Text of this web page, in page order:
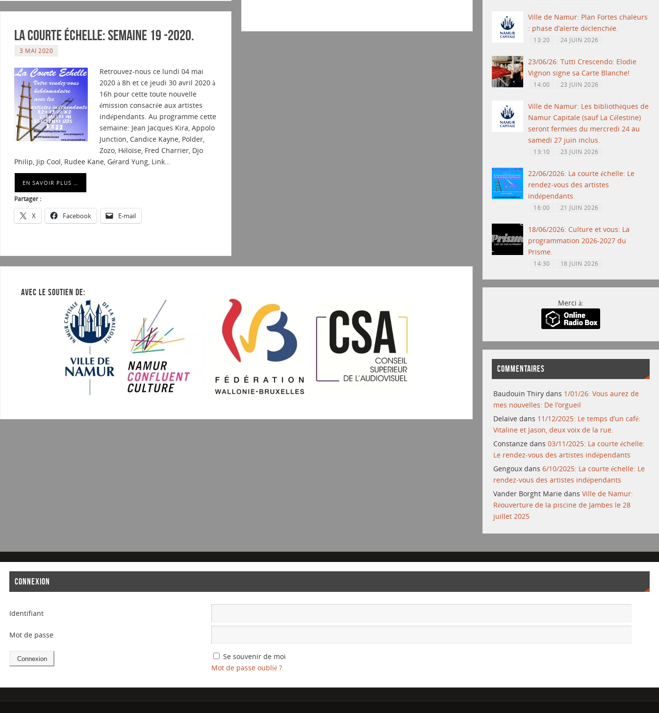
La courte échelle: semaine 19 -2020.
3 MAI 2020
Retrouvez-nous ce lundi 04 mai
2020 à 8h et ce jeudi 30 avril 2020 à
16h pour cette toute nouvelle
émission consacrée aux artistes
indépendants. Au programme cette
semaine: Jean Jacques Kira, Appolo
Junction, Candice Kayne, Polder,
Zozo, Héloïse, Fred Charrier, Djo
Philip, Jip Cool, Rudee Kane, Gérard Yung, Link…
EN SAVOIR PLUS …
Partager :
X Facebook E-mail
AVEC LE SOUTIEN DE:
Ville de Namur: Plan Fortes chaleurs
: phase d’alerte déclenchée.
13:20 24 JUIN 2026
23/06/26: Tutti Crescendo: Elodie
Vignon signe sa Carte Blanche!
14:00 23 JUIN 2026
Ville de Namur: Les bibliothèques de
Namur Capitale (sauf La Célestine)
seront fermées du mercredi 24 au
samedi 27 juin inclus.
13:10 23 JUIN 2026
22/06/2026: La courte échelle: Le
rendez-vous des artistes
indépendants.
16:00 21 JUIN 2026
18/06/2026: Culture et vous: La
programmation 2026-2027 du
Prisme.
14:30 18 JUIN 2026
Merci à:
COMMENTAIRES
Baudouin Thiry dans 1/01/26: Vous aurez de
mes nouvelles: De l’orgueil
Delaive dans 11/12/2025: Le temps d’un café:
Vitaline et Jason, deux voix de la rue.
Constanze dans03/11/2025: La courte échelle:
Le rendez-vous des artistes indépendants
Gengoux dans6/10/2025: La courte échelle: Le
rendez-vous des artistes indépendants
Vander Borght Marie dansVille de Namur:
Réouverture de la piscine de Jambes le 28
juillet 2025
CONNEXION
Identifiant
Mot de passe
Se souvenir de moi
Mot de passe oublié ?